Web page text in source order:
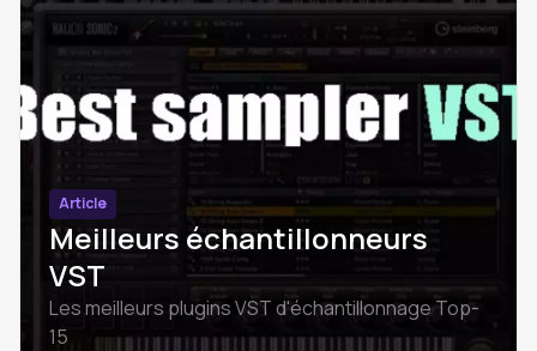
Article
Meilleurs échantillonneurs
VST
Les meilleurs plugins VST d'échantillonnage Top-
15